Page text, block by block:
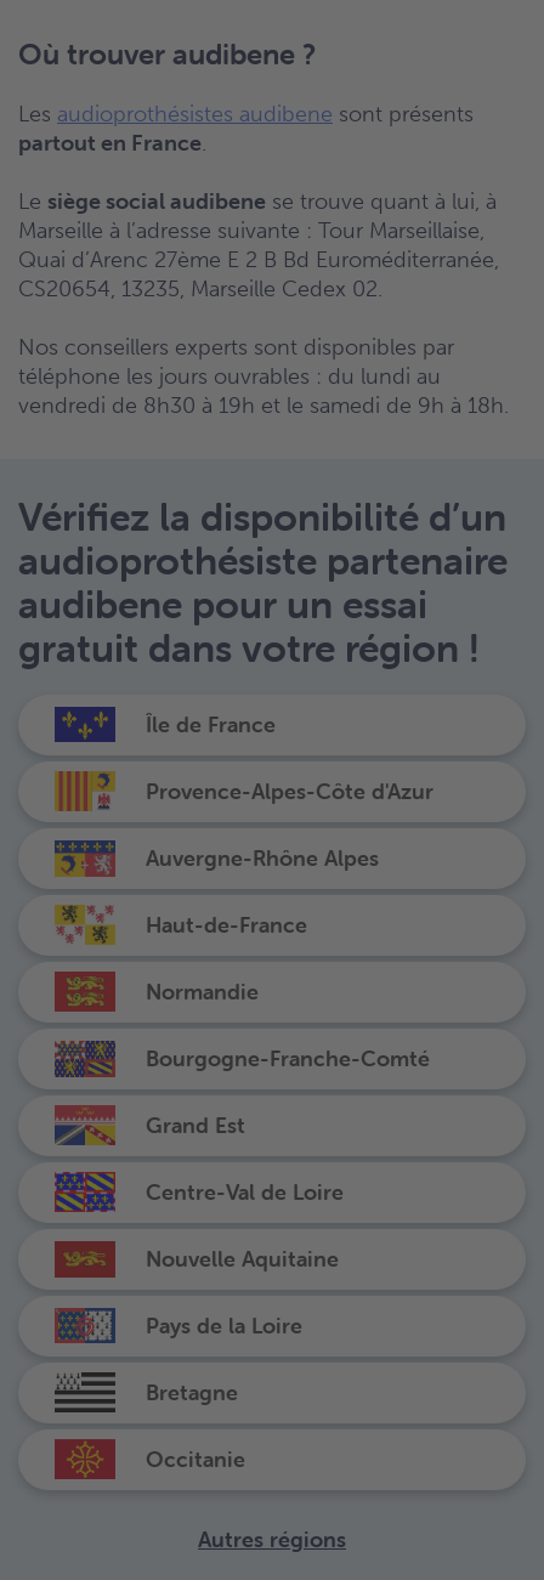
Où trouver audibene ?
Les audioprothésistes audibene sont présents
partout en France.
Le siège social audibene se trouve quant à lui, à
Marseille à l’adresse suivante : Tour Marseillaise,
Quai d’Arenc 27ème E 2 B Bd Euroméditerranée,
CS20654, 13235, Marseille Cedex 02.
Nos conseillers experts sont disponibles par
téléphone les jours ouvrables : du lundi au
vendredi de 8h30 à 19h et le samedi de 9h à 18h.
Vérifiez la disponibilité d’un
audioprothésiste partenaire
audibene pour un essai
gratuit dans votre région !
Île de France
Provence-Alpes-Côte d'Azur
Auvergne-Rhône Alpes
Haut-de-France
Normandie
Bourgogne-Franche-Comté
Grand Est
Centre-Val de Loire
Nouvelle Aquitaine
Pays de la Loire
Bretagne
Occitanie
Autres régions